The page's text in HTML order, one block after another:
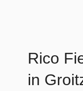
Rico
in